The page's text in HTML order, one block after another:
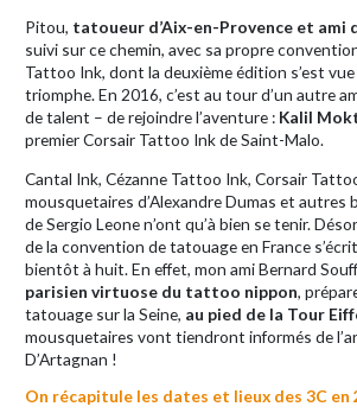
Pitou, tatoueur d’Aix-en-Provence et ami
suivi sur ce chemin, avec sa propre
Tattoo Ink, dont la deuxième édition s’est
triomphe. En 2016, c’est au tour d’un autre
de talent – de rejoindre l’aventure : Kalil
premier Corsair Tattoo Ink de Saint-Malo.
Cantal Ink, Cézanne Tattoo Ink, Corsair
mousquetaires d’Alexandre Dumas et
de Sergio Leone n’ont qu’à bien se tenir.
de la convention de tatouage en France
bientôt à huit. En effet, mon ami Bernard
parisien virtuose du tattoo nippon,
tatouage sur la Seine, au pied de la Tour
mousquetaires vont tiendront informés de
D’Artagnan !
On récapitule les dates et lieux des 3C en